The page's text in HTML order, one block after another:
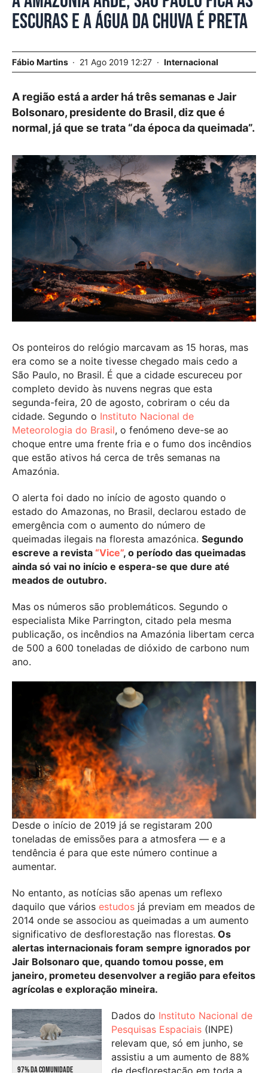
escuras e a água da chuva é preta
Fábio Martins 21 Ago 2019 12:27 Internacional
A região está a arder há três semanas e Jair
Bolsonaro, presidente do Brasil, diz que é
normal, já que se trata “da época da queimada”.
Os ponteiros do relógio marcavam as 15 horas, mas
era como se a noite tivesse chegado mais cedo a
São Paulo, no Brasil. É que a cidade escureceu por
completo devido às nuvens negras que esta
segunda-feira, 20 de agosto, cobriram o céu da
cidade. Segundo o Instituto Nacional de
Meteorologia do Brasil, o fenómeno deve-se ao
choque entre uma frente fria e o fumo dos incêndios
que estão ativos há cerca de três semanas na
Amazónia.
O alerta foi dado no início de agosto quando o
estado do Amazonas, no Brasil, declarou estado de
emergência com o aumento do número de
queimadas ilegais na floresta amazónica. Segundo
escreve a revista “Vice”, o período das queimadas
ainda só vai no início e espera-se que dure até
meados de outubro.
Mas os números são problemáticos. Segundo o
especialista Mike Parrington, citado pela mesma
publicação, os incêndios na Amazónia libertam cerca
de 500 a 600 toneladas de dióxido de carbono num
ano.
Desde o início de 2019 já se registaram 200
toneladas de emissões para a atmosfera — e a
tendência é para que este número continue a
aumentar.
No entanto, as notícias são apenas um reflexo
daquilo que vários estudos já previam em meados de
2014 onde se associou as queimadas a um aumento
significativo de desflorestação nas florestas. Os
alertas internacionais foram sempre ignorados por
Jair Bolsonaro que, quando tomou posse, em
janeiro, prometeu desenvolver a região para efeitos
agrícolas e exploração mineira.
97% DA COMUNIDADE
Dados do Instituto Nacional de
Pesquisas Espaciais (INPE)
relevam que, só em junho, se
assistiu a um aumento de 88%